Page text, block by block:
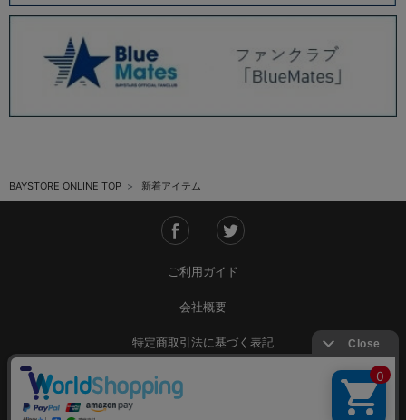
BAYSTORE ONLINE TOP 新着アイテム
ご利用ガイド
会社概要
特定商取引法に基づく表記
ご利用規約